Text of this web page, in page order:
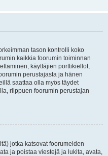
tason kontrolli koko
kaikkia foorumin toiminnan
käyttäjien porttikiellot,
perustajasta ja hänen
saattaa olla myös täydet
riippuen foorumin perustajan
jotka katsovat foorumeiden
ja poistaa viestejä ja lukita, avata,